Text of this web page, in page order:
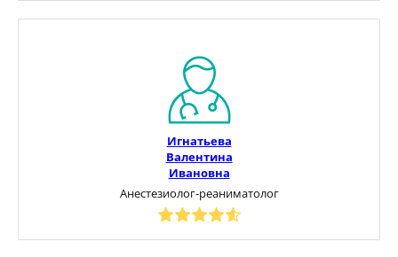
Игнатьева
Валентина
Ивановна
Анестезиолог-реаниматолог